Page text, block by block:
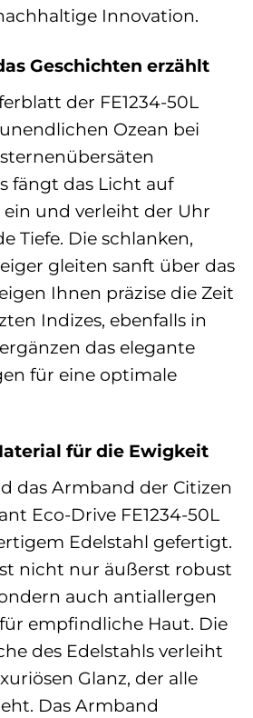
Innovation.
Geschichten erzählt
der FE1234-50L
Ozean bei
fängt das Licht auf
ein und verleiht der Uhr
Tiefe. Die schlanken,
gleiten sanft über das
Ihnen präzise die Zeit
Indizes, ebenfalls in
das elegante
für eine optimale
für die Ewigkeit
das Armband der Citizen
Eco-Drive FE1234-50L
Edelstahl gefertigt.
nicht nur äußerst robust
auch antiallergen
empfindliche Haut. Die
des Edelstahls verleiht
Glanz, der alle
Das Armband